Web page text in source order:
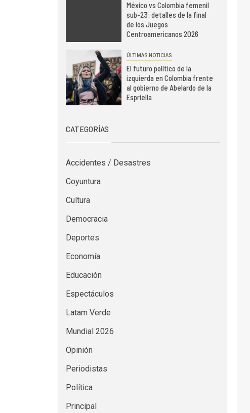
México vs Colombia femenil
sub-23: detalles de la final
de los Juegos
Centroamericanos 2026
ÚLTIMAS NOTICIAS
El futuro político de la
izquierda en Colombia frente
al gobierno de Abelardo de la
Espriella
CATEGORÍAS
Accidentes / Desastres
Coyuntura
Cultura
Democracia
Deportes
Economía
Educación
Espectáculos
Latam Verde
Mundial 2026
Opinión
Periodistas
Política
Principal